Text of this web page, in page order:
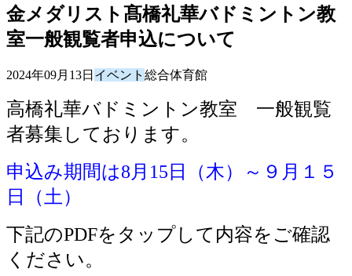
金メダリスト髙橋礼華バドミントン教
室一般観覧者申込について
2024年09月13日 イベント 総合体育館
高橋礼華バドミントン教室 一般観覧
者募集しております。
申込み期間は8月15日（木）～９月１５
日（土）
下記のPDFをタップして内容をご確認
ください。